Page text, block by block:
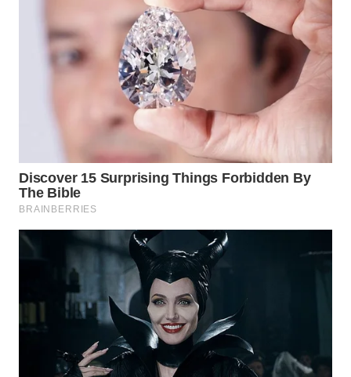
WN
WN
TAPANULI
SELATAN
TANJUNG
LESUNG
WN